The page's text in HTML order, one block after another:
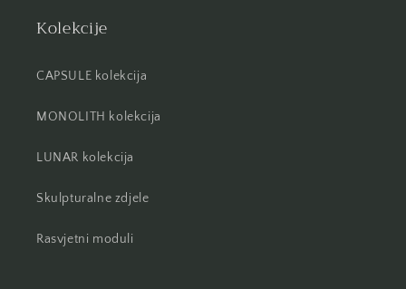
Kolekcije
CAPSULE kolekcija
MONOLITH kolekcija
LUNAR kolekcija
Skulpturalne zdjele
Rasvjetni moduli